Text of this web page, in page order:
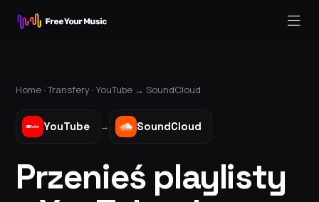
Home ·Transfery · YouTube → SoundCloud
YouTube → SoundCloud
Przenieś playlisty